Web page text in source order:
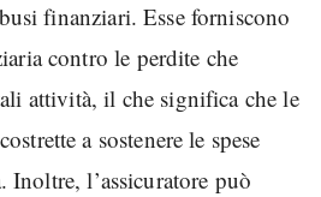
finanziari. Esse forniscono
contro le perdite che
attività, il che significa che le
a sostenere le spese
Inoltre, l’assicuratore può